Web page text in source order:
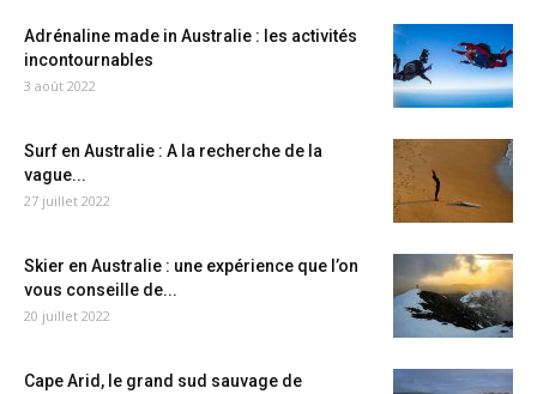
Adrénaline made in Australie : les activités
incontournables
3 août 2022
Surf en Australie : A la recherche de la
vague...
27 juillet 2022
Skier en Australie : une expérience que l’on
vous conseille de...
20 juillet 2022
Cape Arid, le grand sud sauvage de